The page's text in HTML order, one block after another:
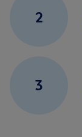
2
3